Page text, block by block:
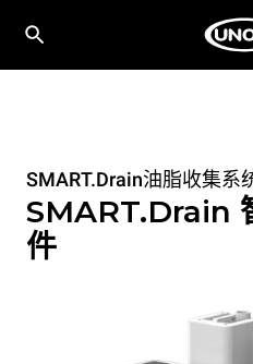
SMART.Drain油脂收集系
SMART.Drain
件